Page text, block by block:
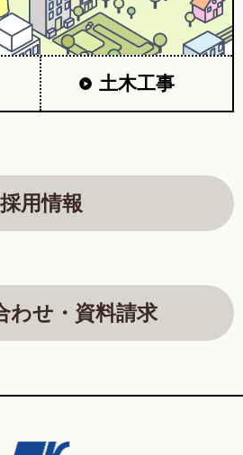
土木工事
採用情報
わせ・資料請求